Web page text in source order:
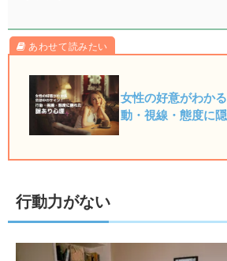
女性の好意がわか
動・視線・態度に
行動力がない